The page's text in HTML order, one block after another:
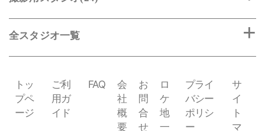
全スタジオ一覧
トッ
プペ
ージ
ご利
用ガ
イド
FAQ
会
社
概
要
お
問
合
せ
ロ
ケ
地
一
プライ
バシー
ポリシ
ー
サ
イ
ト
マ